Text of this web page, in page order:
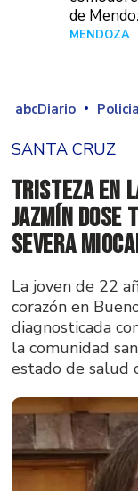
de
MENDOZA
abcDiario
SANTA CRUZ
Tristeza en
Jazmín
severa
La joven de 22
corazón en
diagnosticada
la comunidad
estado de salud